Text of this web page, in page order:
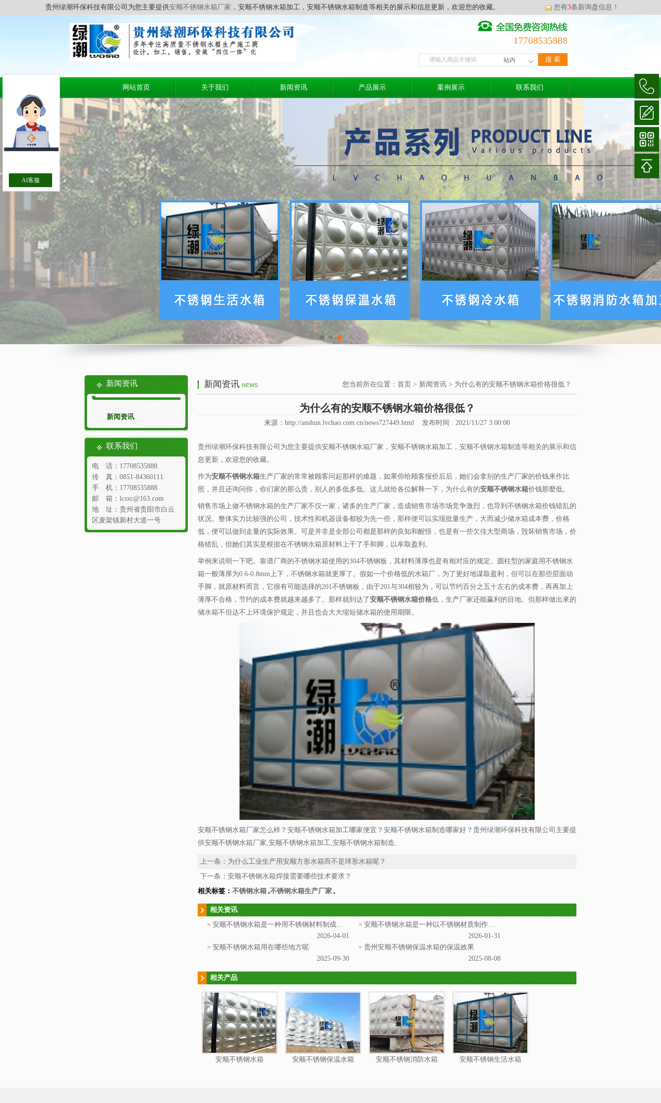
贵州绿潮环保科技有限公司为您主要提供安顺不锈钢水箱厂家 ，安顺不锈钢水箱加工，安顺不锈钢水箱制造等相关的展示和信息更新，欢迎您的收藏。 您有3条新询盘信息！
17708535888
网站首页 关于我们 新闻资讯 产品展示 案例展示 联系我们
新闻资讯
新闻资讯
联系我们
电 话：17708535888
传 真：0851-84360111
手 机：17708535888
邮 箱：lcsxc@163.com
地 址：贵州省贵阳市白云
区麦架镇新村大道一号
新闻资讯 NEWS 您当前所在位置： 首页 > 新闻资讯 > 为什么有的安顺不锈钢水箱价格很低？
为什么有的安顺不锈钢水箱价格很低？
来源：http://anshun.lvchao.com.cn/news727449.html 发布时间 : 2021/11/27 3:00:00
贵州绿潮环保科技有限公司为您主要提供安顺不锈钢水箱厂家 ，安顺不锈钢水箱加工，安顺不锈钢水箱制造等相关的展示和信
息更新，欢迎您的收藏。
作为安顺不锈钢水箱生产厂家的常常被顾客问起那样的难题，如果你给顾客报价后后，她们会拿别的生产厂家的价钱来作比
照，并且还询问你，你们家的那么贵，别人的多低多低。这儿就给各位解释一下，为什么有的安顺不锈钢水箱价钱那麼低。
销售市场上做不锈钢水箱的生产厂家不仅一家，诸多的生产厂家，造成销售市场市场竞争激烈，也导到不锈钢水箱价钱错乱的
状况。整体实力比较强的公司，技术性和机器设备都较为先一些，那样便可以实现批量生产，大而减少储水箱成本费，价格
低，便可以做到走量的实际效果。可是并非是全部公司都是那样的良知和醒悟，也是有一些欠佳大型商场，毁坏销售市场，价
格错乱，但她们其实是根据在不锈钢水箱原材料上干了手和脚，以牟取盈利。
举例来说明一下吧。靠谱厂商的不锈钢水箱使用的304不锈钢板，其材料薄厚也是有相对应的规定。圆柱型的家庭用不锈钢水
箱一般薄厚为0.6-0.8mm上下，不锈钢水箱就更厚了。假如一个价格低的水箱厂，为了更好地谋取盈利，但可以在那些层面动
手脚，就原材料而言，它很有可能选择的201不锈钢板，由于201与304相较为，可以节约百分之五十左右的成本费，再再加上
薄厚不合格，节约的成本费就越来越多了。那样就到达了安顺不锈钢水箱价格低，生产厂家还能赢利的目地。但那样做出來的
储水箱不但达不上环境保护规定，并且也会大大缩短储水箱的使用期限。
安顺不锈钢水箱厂家怎么样？安顺不锈钢水箱加工哪家便宜？安顺不锈钢水箱制造哪家好？贵州绿潮环保科技有限公司主要提
供安顺不锈钢水箱厂家,安顺不锈钢水箱加工,安顺不锈钢水箱制造,
上一条： 为什么工业生产用安顺方形水箱而不是球形水箱呢？
下一条： 安顺不锈钢水箱焊接需要哪些技术要求？
相关标签： 不锈钢水箱 ,不锈钢水箱生产厂家 ,
相关资讯
安顺不锈钢水箱是一种用不锈钢材料制成的用于储存和供应水源的设备
2026-04-01
安顺不锈钢水箱是一种以不锈钢材质制作而成的储水设备
2026-01-31
安顺不锈钢水箱用在哪些地方呢
2025-09-30
贵州安顺不锈钢保温水箱的保温效果
2025-08-08
相关产品
安顺不锈钢水箱 安顺不锈钢保温水箱 安顺不锈钢消防水箱 安顺不锈钢生活水箱
AI客服